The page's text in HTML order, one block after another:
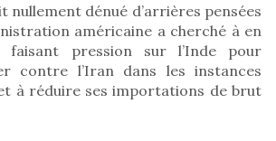
nullement dénué d’arrières pensées
américaine a cherché à en
pression sur l’Inde pour
contre l’Iran dans les instances
à réduire ses importations de brut